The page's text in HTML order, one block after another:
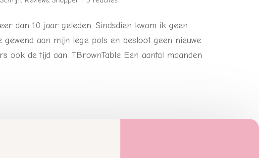
dan 10 jaar geleden. Sindsdien kwam ik geen
aan mijn lege pols en besloot geen nieuwe
ook de tijd aan. TBrownTable Een aantal maanden